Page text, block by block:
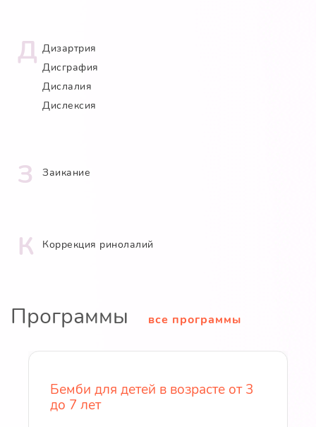
Д Дизартрия
Дисграфия
Дислалия
Дислексия
З Заикание
К Коррекция ринолалий
Программы все программы
Бемби для детей в возрасте от 3
до 7 лет